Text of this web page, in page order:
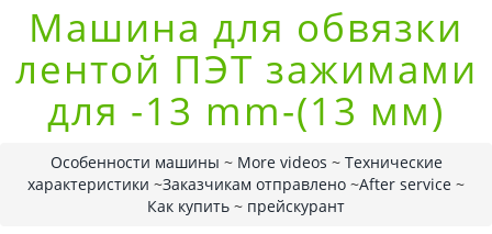
Машина для обвязки
лентой ПЭТ зажимами
для -13 mm-(13 мм)
Особенности машины ~ More videos ~Технические
характеристики ~Заказчикам отправлено ~After service ~
Как купить ~ прейскурант